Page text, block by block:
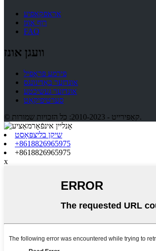
אראפקאפיע
רוף אונז
FAQ
וועגן אונז
פירמע פּראָפיל
אונדזער באַדינונגס
אונדזער געשיכטע
סערטיפיקאַט
© קאַפּירייט - 2010-2023: כל הזכויות שמורות.
שיקן בליצפּאָסט
+8618826965975
+8618826965975
x